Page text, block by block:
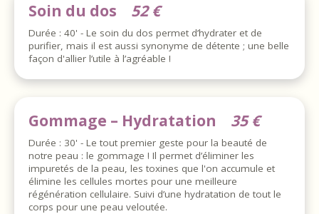
Soin du dos 52 €
Durée : 40' - Le soin du dos permet d’hydrater et de
purifier, mais il est aussi synonyme de détente ; une belle
façon d'allier l’utile à l’agréable !
Gommage – Hydratation 35 €
Durée : 30' - Le tout premier geste pour la beauté de
notre peau : le gommage ! Il permet d’éliminer les
impuretés de la peau, les toxines que l'on accumule et
élimine les cellules mortes pour une meilleure
régénération cellulaire. Suivi d’une hydratation de tout le
corps pour une peau veloutée.